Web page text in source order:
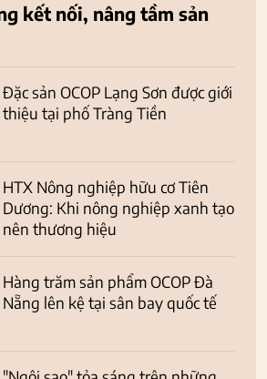
kết nối, nâng tầm sản
Đặc sản OCOP Lạng Sơn được giới
thiệu tại phố Tràng Tiền
HTX Nông nghiệp hữu cơ Tiên
Dương: Khi nông nghiệp xanh tạo
nên thương hiệu
Hàng trăm sản phẩm OCOP Đà
Nẵng lên kệ tại sân bay quốc tế